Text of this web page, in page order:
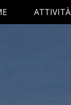
ATTIVITÀ